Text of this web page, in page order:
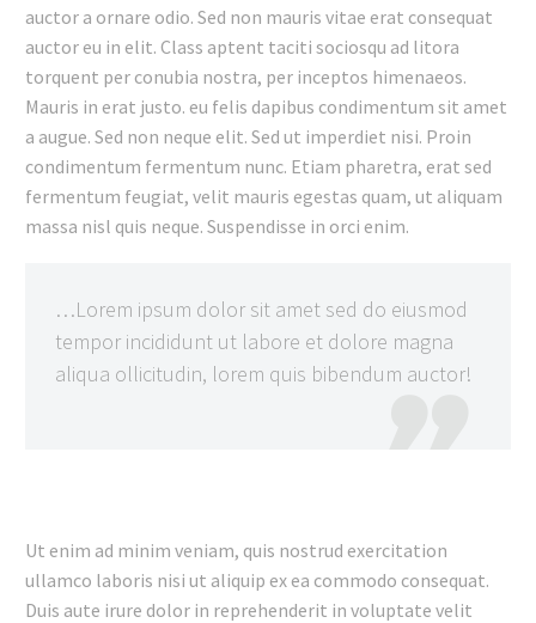
auctor a ornare odio. Sed non mauris vitae erat consequat
auctor eu in elit. Class aptent taciti sociosqu ad litora
torquent per conubia nostra, per inceptos himenaeos.
Mauris in erat justo. eu felis dapibus condimentum sit amet
a augue. Sed non neque elit. Sed ut imperdiet nisi. Proin
condimentum fermentum nunc. Etiam pharetra, erat sed
fermentum feugiat, velit mauris egestas quam, ut aliquam
massa nisl quis neque. Suspendisse in orci enim.
…Lorem ipsum dolor sit amet sed do eiusmod
tempor incididunt ut labore et dolore magna
aliqua ollicitudin, lorem quis bibendum auctor!
Ut enim ad minim veniam, quis nostrud exercitation
ullamco laboris nisi ut aliquip ex ea commodo consequat.
Duis aute irure dolor in reprehenderit in voluptate velit